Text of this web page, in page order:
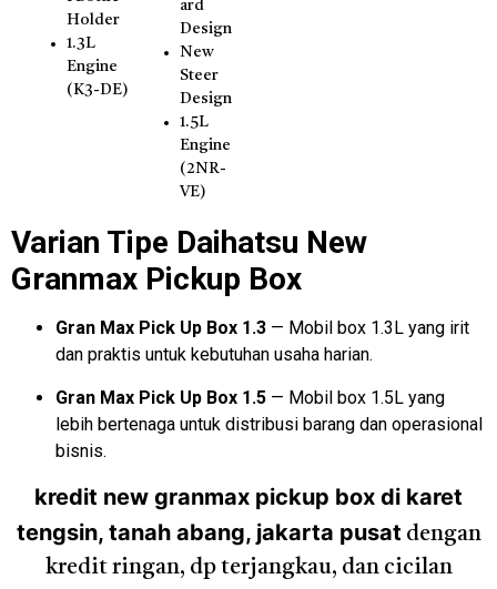
Holder
1.3L
Engine
(K3-DE)
ard
Design
New
Steer
Design
1.5L
Engine
(2NR-
VE)
Varian Tipe Daihatsu New
Granmax Pickup Box
Gran Max Pick Up Box 1.3 — Mobil box 1.3L yang irit
dan praktis untuk kebutuhan usaha harian.
Gran Max Pick Up Box 1.5 — Mobil box 1.5L yang
lebih bertenaga untuk distribusi barang dan operasional
bisnis.
kredit new granmax pickup box di karet
tengsin, tanah abang, jakarta pusat dengan
kredit ringan, dp terjangkau, dan cicilan